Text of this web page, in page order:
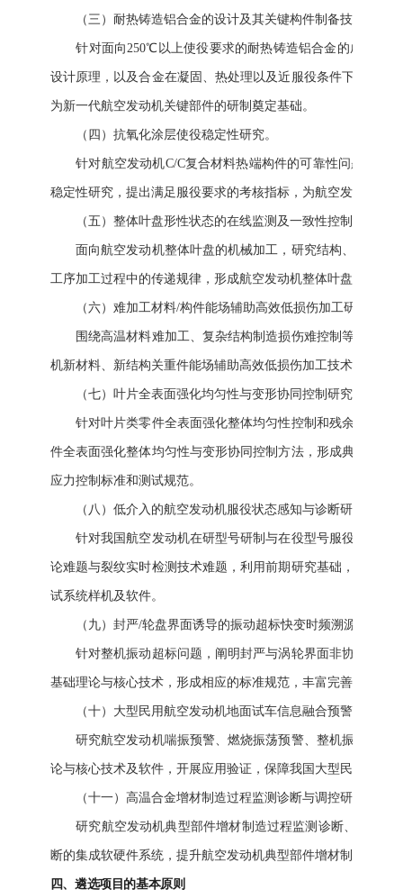
（三）耐热铸造铝合金的设计及其关键构件制备技术。
针对面向250℃以上使役要求的耐热铸造铝合金的成分设计
设计原理，以及合金在凝固、热处理以及近服役条件下的微观
为新一代航空发动机关键部件的研制奠定基础。
（四）抗氧化涂层使役稳定性研究。
针对航空发动机C/C复合材料热端构件的可靠性问题，开展
稳定性研究，提出满足服役要求的考核指标，为航空发动机C/
（五）整体叶盘形性状态的在线监测及一致性控制基础研
面向航空发动机整体叶盘的机械加工，研究结构、气动、
工序加工过程中的传递规律，形成航空发动机整体叶盘加工过
（六）难加工材料/构件能场辅助高效低损伤加工研究。
围绕高温材料难加工、复杂结构制造损伤难控制等挑战，
机新材料、新结构关重件能场辅助高效低损伤加工技术体系，
（七）叶片全表面强化均匀性与变形协同控制研究。
针对叶片类零件全表面强化整体均匀性控制和残余应力诱
件全表面强化整体均匀性与变形协同控制方法，形成典型风扇
应力控制标准和测试规范。
（八）低介入的航空发动机服役状态感知与诊断研究。
针对我国航空发动机在研型号研制与在役型号服役安全保
论难题与裂纹实时检测技术难题，利用前期研究基础，研究低
试系统样机及软件。
（九）封严/轮盘界面诱导的振动超标快变时频溯源与控制
针对整机振动超标问题，阐明封严与涡轮界面非协调变形
基础理论与核心技术，形成相应的标准规范，丰富完善航空发
（十）大型民用航空发动机地面试车信息融合预警方法研
研究航空发动机喘振预警、燃烧振荡预警、整机振动预警
论与核心技术及软件，开展应用验证，保障我国大型民用航空
（十一）高温合金增材制造过程监测诊断与调控研究。
研究航空发动机典型部件增材制造过程监测诊断、内部质
断的集成软硬件系统，提升航空发动机典型部件增材制造的质
四、遴选项目的基本原则